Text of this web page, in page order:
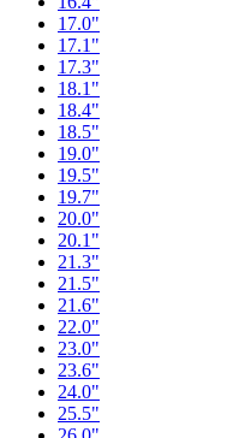
17.0"
17.1"
17.3"
18.1"
18.4"
18.5"
19.0"
19.5"
19.7"
20.0"
20.1"
21.3"
21.5"
21.6"
22.0"
23.0"
23.6"
24.0"
25.5"